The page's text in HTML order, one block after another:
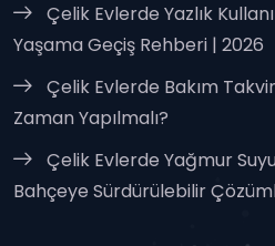
Çelik Evlerde Yazlık
Yaşama Geçiş Rehberi | 2026
Çelik Evlerde Bakım
Zaman Yapılmalı?
Çelik Evlerde Yağmur
Bahçeye Sürdürülebilir